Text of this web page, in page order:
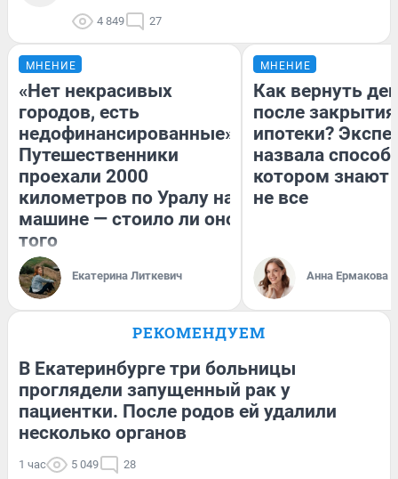
4 849 27
МНЕНИЕ
«Нет некрасивых
городов, есть
недофинансированные».
Путешественники
проехали 2000
километров по Уралу на
машине — стоило ли оно
того
Екатерина Литкевич
МНЕНИЕ
Как вернуть
после закрытия
ипотеки?
назвала
котором знают
не все
Анна Ермакова
РЕКОМЕНДУЕМ
В Екатеринбурге три больницы
проглядели запущенный рак у
пациентки. После родов ей удалили
несколько органов
1 час 5 049 28